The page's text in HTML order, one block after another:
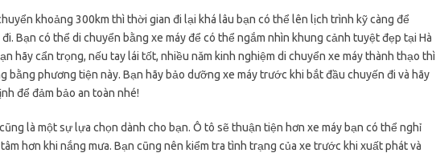
khoảng 300km thì thời gian đi lại khá lâu bạn có thể lên lịch trình kỹ càng để
Bạn có thể di chuyển bằng xe máy để có thể ngắm nhìn khung cảnh tuyệt đẹp tại Hà
hãy cẩn trọng, nếu tay lái tốt, nhiều năm kinh nghiệm di chuyển xe máy thành thạo thì
bằng phương tiện này. Bạn hãy bảo dưỡng xe máy trước khi bắt đầu chuyến đi và hãy
để đảm bảo an toàn nhé!
là một sự lựa chọn dành cho bạn. Ô tô sẽ thuận tiện hơn xe máy bạn có thể nghỉ
hơn khi nắng mưa. Bạn cũng nên kiểm tra tình trạng của xe trước khi xuất phát và